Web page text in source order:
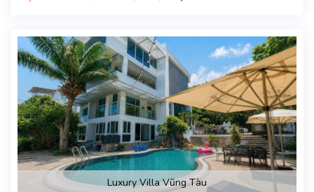
Luxury Villa Vũng Tàu